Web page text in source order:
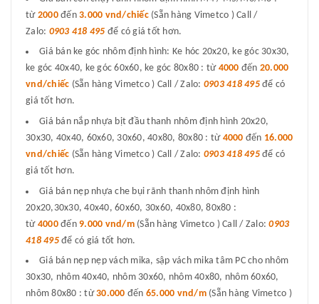
từ 2000đến 3.000 vnd/chiếc(Sẵn hàng Vimetco ) Call /
Zalo: 0903 418 495 để có giá tốt hơn.
Giá bán ke góc nhôm định hình: Ke hóc 20x20, ke góc 30x30,
ke góc 40x40, ke góc 60x60, ke góc 80x80 : từ 4000 đến 20.000
vnd/chiếc (Sẵn hàng Vimetco ) Call / Zalo: 0903 418 495để có
giá tốt hơn.
Giá bán nắp nhựa bịt đầu thanh nhôm định hình 20x20,
30x30, 40x40, 60x60, 30x60, 40x80, 80x80 : từ 4000 đến 16.000
vnd/chiếc (Sẵn hàng Vimetco ) Call / Zalo: 0903 418 495để có
giá tốt hơn.
Giá bán nẹp nhựa che bụi rãnh thanh nhôm định hình
20x20,30x30, 40x40, 60x60, 30x60, 40x80, 80x80 :
từ 4000đến 9.000 vnd/m(Sẵn hàng Vimetco ) Call / Zalo:0903
418 495để có giá tốt hơn.
Giá bán nẹp nẹp vách mika, sập vách mika tâm PC cho nhôm
30x30, nhôm 40x40, nhôm 30x60, nhôm 40x80, nhôm 60x60,
nhôm 80x80 : từ30.000 đến 65.000 vnd/m(Sẵn hàng Vimetco )